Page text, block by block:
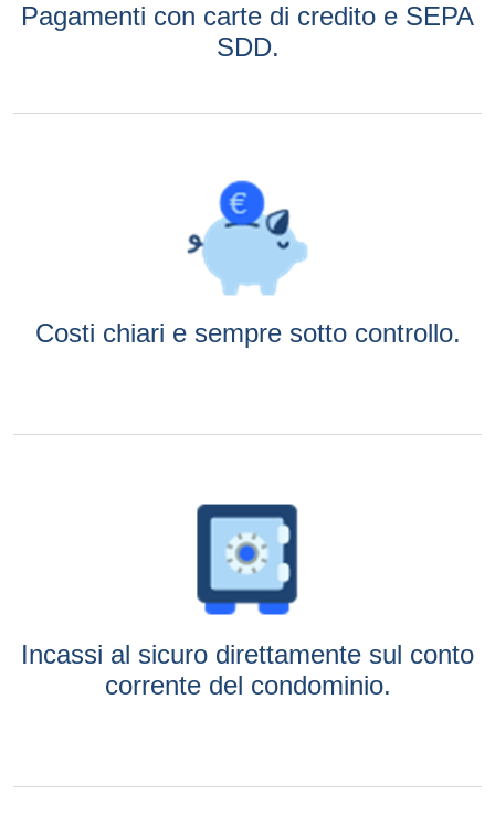
Pagamenti con carte di credito e SEPA
SDD.
Costi chiari e sempre sotto controllo.
Incassi al sicuro direttamente sul conto
corrente del condominio.